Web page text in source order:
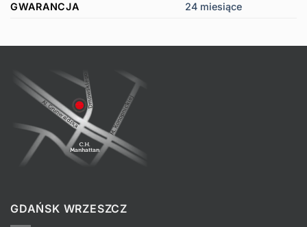
GWARANCJA 24 miesiące
GDAŃSK WRZESZCZ